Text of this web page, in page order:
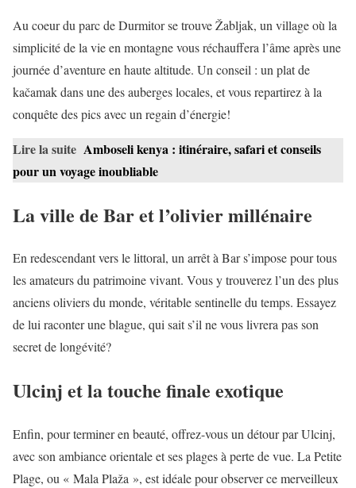
Au coeur du parc de Durmitor se trouve Žabljak, un village où la
simplicité de la vie en montagne vous réchauffera l’âme après une
journée d’aventure en haute altitude. Un conseil : un plat de
kačamak dans une des auberges locales, et vous repartirez à la
conquête des pics avec un regain d’énergie!
Lire la suite Amboseli kenya : itinéraire, safari et conseils
pour un voyage inoubliable
La ville de Bar et l’olivier millénaire
En redescendant vers le littoral, un arrêt à Bar s’impose pour tous
les amateurs du patrimoine vivant. Vous y trouverez l’un des plus
anciens oliviers du monde, véritable sentinelle du temps. Essayez
de lui raconter une blague, qui sait s’il ne vous livrera pas son
secret de longévité?
Ulcinj et la touche finale exotique
Enfin, pour terminer en beauté, offrez-vous un détour par Ulcinj,
avec son ambiance orientale et ses plages à perte de vue. La Petite
Plage, ou « Mala Plaža », est idéale pour observer ce merveilleux